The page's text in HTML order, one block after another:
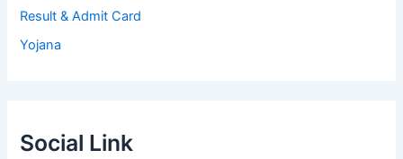
Result & Admit Card
Yojana
Social Link